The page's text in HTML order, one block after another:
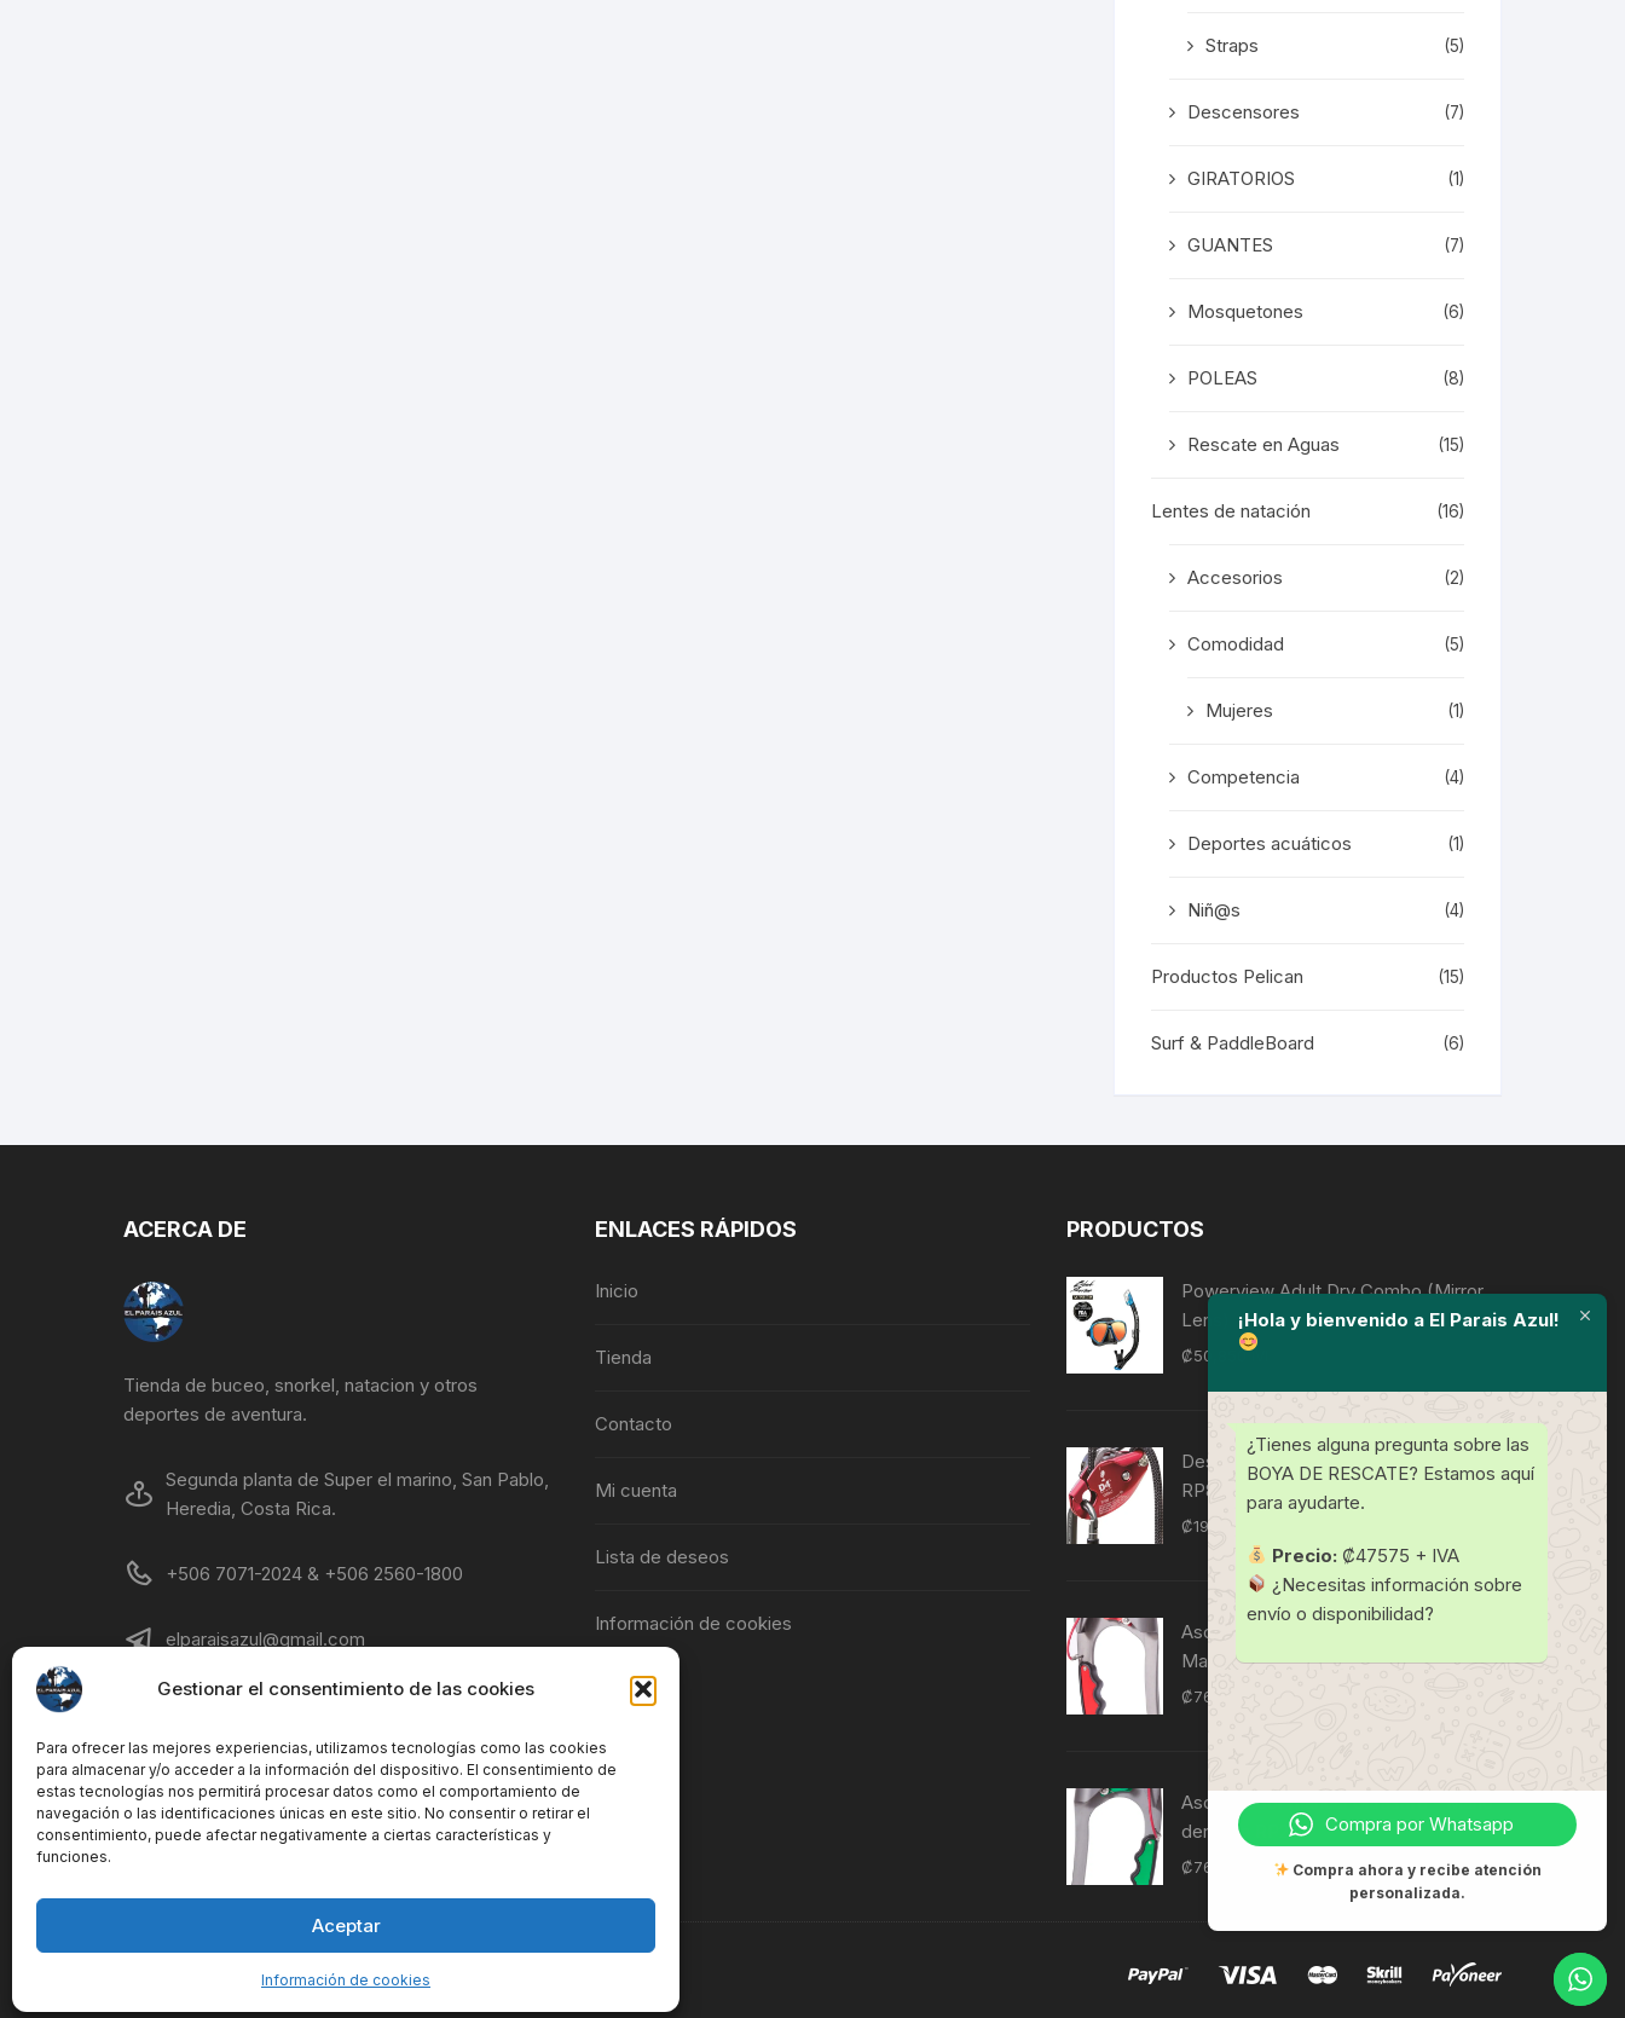
Gestionar el consentimiento de las cookies
Para ofrecer las mejores experiencias, utilizamos tecnologías como las cookies
para almacenar y/o acceder a la información del dispositivo. El consentimiento de
estas tecnologías nos permitirá procesar datos como el comportamiento de
navegación o las identificaciones únicas en este sitio. No consentir o retirar el
consentimiento, puede afectar negativamente a ciertas características y
funciones.
Aceptar
Información de cookies
Straps (5)
Descensores (7)
GIRATORIOS (1)
GUANTES (7)
Mosquetones (6)
POLEAS (8)
Rescate en Aguas (15)
Lentes de natación (16)
Accesorios (2)
Comodidad (5)
Mujeres (1)
Competencia (4)
Deportes acuáticos (1)
Niñ@s (4)
Productos Pelican (15)
Surf & PaddleBoard (6)
ACERCA DE
Tienda de buceo, snorkel, natacion y otros
deportes de aventura.
Segunda planta de Super el marino, San Pablo,
Heredia, Costa Rica.
+506 7071-2024 & +506 2560-1800
elparaisazul@gmail.com
ENLACES RÁPIDOS
Inicio
Tienda
Contacto
Mi cuenta
Lista de deseos
Información de cookies
PRODUCTOS
Powerview Adult Dry Combo (Mirror
Lens)
₡50,850 IVI
Descendedor de trabajo/rescate D4
RP880
₡197,750
Ascendedor manual ultraseguro -
Mano izquierda RP230
₡76,840
Ascendedor manual Ultrasafe - Mano
derecha RP240
₡76,840
Copyright © El Parais Azul S.A. All rights reserved.
¡Hola y bienvenido a El Parais Azul!
¿Tienes alguna pregunta sobre las
BOYA DE RESCATE? Estamos aquí
para ayudarte.
Precio: ₡47575 + IVA
¿Necesitas información sobre
envío o disponibilidad?
Compra por Whatsapp
Compra ahora y recibe atención
personalizada.